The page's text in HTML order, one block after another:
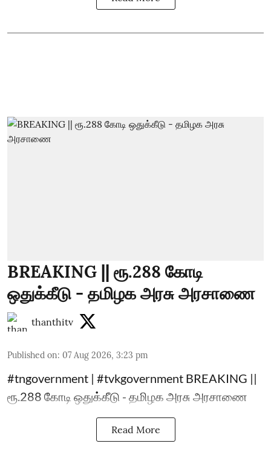
BREAKING || ரூ.288 கோடி
ஒதுக்கீடு - தமிழக அரசு அரசாணை
thanthitv
Published on: 07 Aug 2026, 3:23 pm
#tngovernment | #tvkgovernment BREAKING ||
ரூ.288 கோடி ஒதுக்கீடு - தமிழக அரசு அரசாணை
Read More